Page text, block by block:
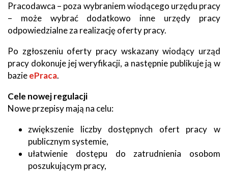
Pracodawca – poza wybraniem wiodącego urzędu pracy
– może wybrać dodatkowo inne urzędy pracy
odpowiedzialne za realizację oferty pracy.
Po zgłoszeniu oferty pracy wskazany wiodący urząd
pracy dokonuje jej weryfikacji, a następnie publikuje ją w
bazieePraca.
Cele nowej regulacji
Nowe przepisy mają na celu:
zwiększenie liczby dostępnych ofert pracy w
publicznym systemie,
ułatwienie dostępu do zatrudnienia osobom
poszukującym pracy,